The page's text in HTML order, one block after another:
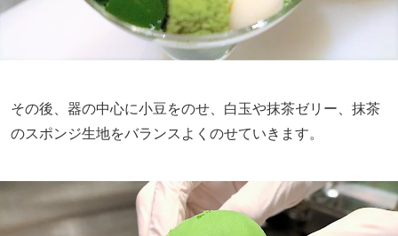
その後、器の中心に小豆をのせ、白玉や抹茶ゼリー、抹茶
のスポンジ生地をバランスよくのせていきます。